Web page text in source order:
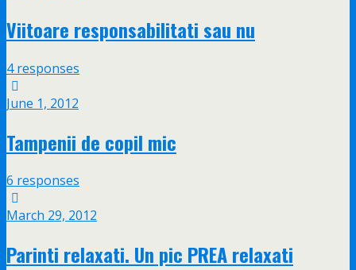
Viitoare responsabilitati sau nu
4 responses
June 1, 2012
Tampenii de copil mic
6 responses
March 29, 2012
Parinti relaxati. Un pic PREA relaxati